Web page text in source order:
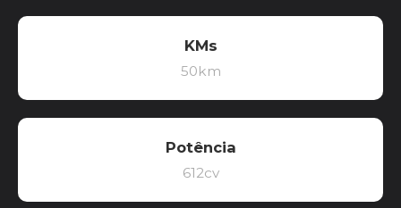
KMs
50km
Potência
612cv